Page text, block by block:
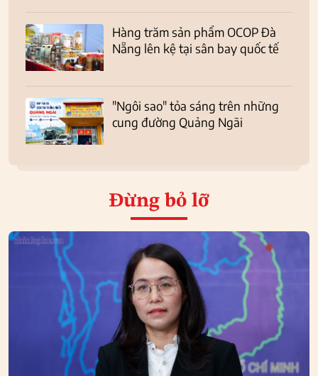
Hàng trăm sản phẩm OCOP Đà
Nẵng lên kệ tại sân bay quốc tế
"Ngôi sao" tỏa sáng trên những
cung đường Quảng Ngãi
Đừng bỏ lỡ